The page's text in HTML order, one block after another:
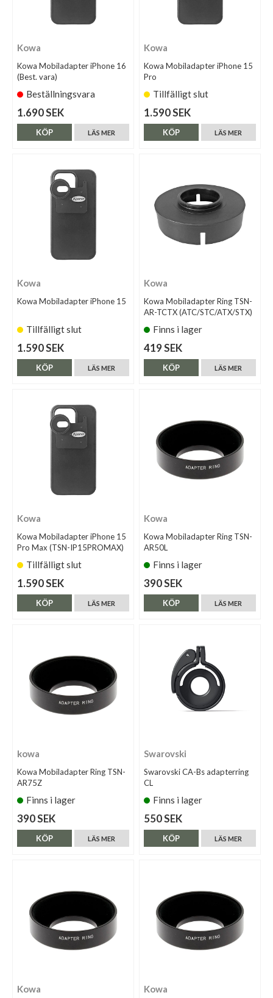
Kowa
Kowa Mobiladapter iPhone 16
(Best. vara)
Beställningsvara
1.690 SEK
LÄS MER
KÖP
Kowa
Kowa Mobiladapter iPhone 15
Pro
Tillfälligt slut
1.590 SEK
LÄS MER
KÖP
Kowa
Kowa Mobiladapter iPhone 15
Tillfälligt slut
1.590 SEK
LÄS MER
KÖP
Kowa
Kowa Mobiladapter Ring TSN-
AR-TCTX (ATC/STC/ATX/STX)
Finns i lager
419 SEK
LÄS MER
KÖP
Kowa
Kowa Mobiladapter iPhone 15
Pro Max (TSN-IP15PROMAX)
Tillfälligt slut
1.590 SEK
LÄS MER
KÖP
Kowa
Kowa Mobiladapter Ring TSN-
AR50L
Finns i lager
390 SEK
LÄS MER
KÖP
kowa
Kowa Mobiladapter Ring TSN-
AR75Z
Finns i lager
390 SEK
LÄS MER
KÖP
Swarovski
Swarovski CA-Bs adapterring
CL
Finns i lager
550 SEK
LÄS MER
KÖP
Kowa Kowa